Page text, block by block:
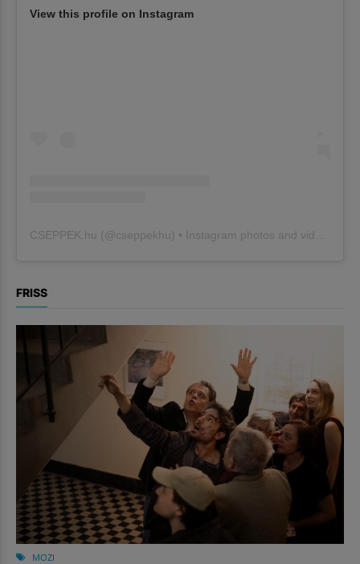
View this profile on Instagram
CSEPPEK.hu (@cseppekhu ) • Instagram photos and videos
FRISS
MOZI